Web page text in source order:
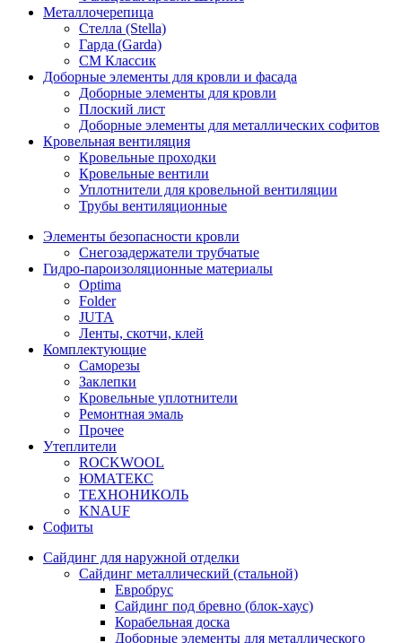
Металлочерепица
Стелла (Stella)
Гарда (Garda)
СМ Классик
Доборные элементы для кровли и фасада
Доборные элементы для кровли
Плоский лист
Доборные элементы для металлических софитов
Кровельная вентиляция
Кровельные проходки
Кровельные вентили
Уплотнители для кровельной вентиляции
Трубы вентиляционные
Элементы безопасности кровли
Снегозадержатели трубчатые
Гидро-пароизоляционные материалы
Optima
Folder
JUTA
Ленты, скотчи, клей
Комплектующие
Саморезы
Заклепки
Кровельные уплотнители
Ремонтная эмаль
Прочее
Утеплители
ROCKWOOL
ЮМАТЕКС
ТЕХНОНИКОЛЬ
KNAUF
Софиты
Сайдинг для наружной отделки
Сайдинг металлический (стальной)
Евробрус
Сайдинг под бревно (блок-хаус)
Корабельная доска
Доборные элементы для металлического